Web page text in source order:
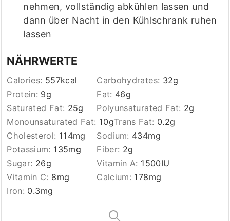
nehmen, vollständig abkühlen lassen und
dann über Nacht in den Kühlschrank ruhen
lassen
NÄHRWERTE
Calories: 557kcal Carbohydrates: 32g
Protein: 9g Fat: 46g
Saturated Fat: 25g Polyunsaturated Fat: 2g
Monounsaturated Fat: 10gTrans Fat: 0.2g
Cholesterol: 114mg Sodium: 434mg
Potassium: 135mg Fiber: 2g
Sugar: 26g Vitamin A: 1500IU
Vitamin C: 8mg Calcium: 178mg
Iron: 0.3mg